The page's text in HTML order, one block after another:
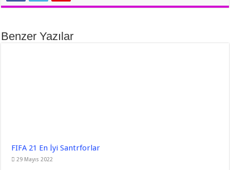
Benzer Yazılar
FIFA 21 En İyi Santrforlar
29 Mayıs 2022